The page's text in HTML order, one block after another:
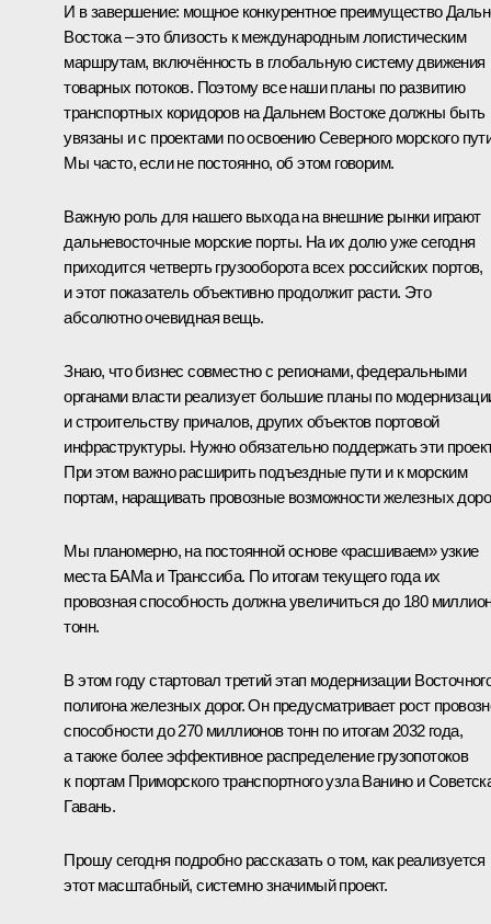
И в завершение: мощное конкурентное преимущество
Востока – это близость к международным логистическим
маршрутам, включённость в глобальную систему движения
товарных потоков. Поэтому все наши планы по развитию
транспортных коридоров на Дальнем Востоке должны быть
увязаны и с проектами по освоению Северного морского
Мы часто, если не постоянно, об этом говорим.
Важную роль для нашего выхода на внешние рынки играют
дальневосточные морские порты. На их долю уже сегодня
приходится четверть грузооборота всех российских портов,
и этот показатель объективно продолжит расти. Это
абсолютно очевидная вещь.
Знаю, что бизнес совместно с регионами, федеральными
органами власти реализует большие планы по
и строительству причалов, других объектов портовой
инфраструктуры. Нужно обязательно поддержать эти
При этом важно расширить подъездные пути и к морским
портам, наращивать провозные возможности железных
Мы планомерно, на постоянной основе «расшиваем» узкие
места БАМа и Транссиба. По итогам текущего года их
провозная способность должна увеличиться до 180
тонн.
В этом году стартовал третий этап модернизации
полигона железных дорог. Он предусматривает рост
способности до 270 миллионов тонн по итогам 2032 года,
а также более эффективное распределение грузопотоков
к портам Приморского транспортного узла Ванино и
Гавань.
Прошу сегодня подробно рассказать о том, как реализуется
этот масштабный, системно значимый проект.